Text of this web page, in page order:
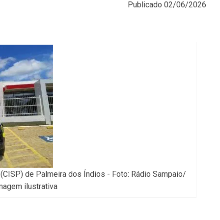
Publicado 02/06/2026
de Palmeira dos Índios - Foto: Rádio Sampaio/
ilustrativa